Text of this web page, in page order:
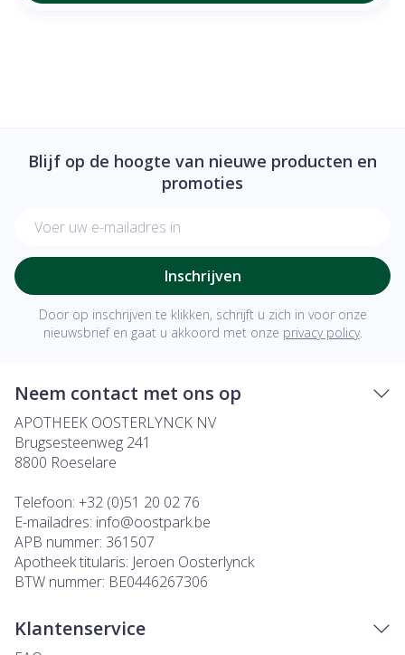
Blijf op de hoogte van nieuwe producten en
promoties
Inschrijven
Door op inschrijven te klikken, schrijft u zich in voor onze
nieuwsbrief en gaat u akkoord met onze privacy policy.
Neem contact met ons op
APOTHEEK OOSTERLYNCK NV
Brugsesteenweg 241
8800 Roeselare
Telefoon: +32 (0)51 20 02 76
E-mailadres: info@oostpark.be
APB nummer: 361507
Apotheek titularis: Jeroen Oosterlynck
BTW nummer: BE0446267306
Klantenservice